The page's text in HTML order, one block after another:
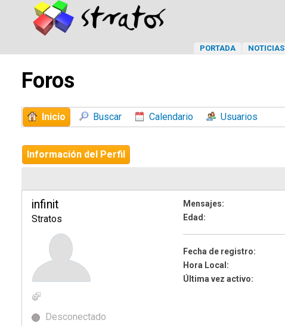
PORTADA NOTICIAS
Foros
Inicio Buscar Calendario Usuarios
Información del Perfil
infinit
Stratos
Desconectado
Mensajes:
Edad:
Fecha de registro:
Hora Local:
Última vez activo: